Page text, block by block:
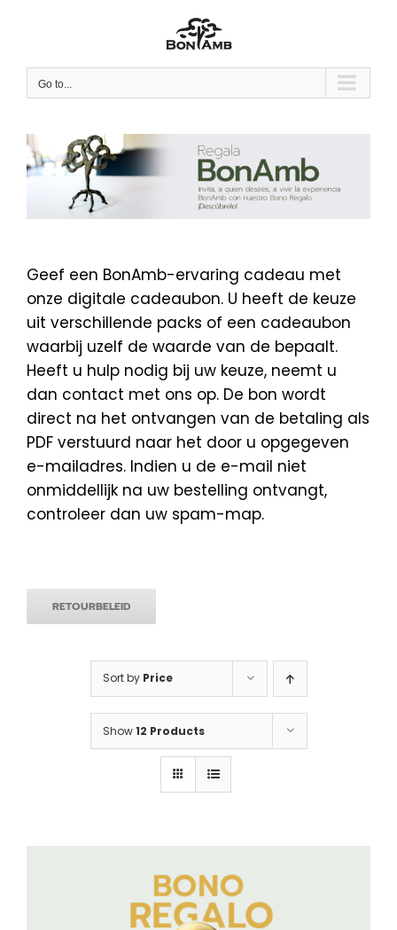
Go to...
Geef een BonAmb-ervaring cadeau met
onze digitale cadeaubon. U heeft de keuze
uit verschillende packs of een cadeaubon
waarbij uzelf de waarde van de bepaalt.
Heeft u hulp nodig bij uw keuze, neemt u
dan contact met ons op. De bon wordt
direct na het ontvangen van de betaling als
PDF verstuurd naar het door u opgegeven
e-mailadres. Indien u de e-mail niet
onmiddellijk na uw bestelling ontvangt,
controleer dan uw spam-map.
RETOURBELEID
Sort by Price
Show12 Products